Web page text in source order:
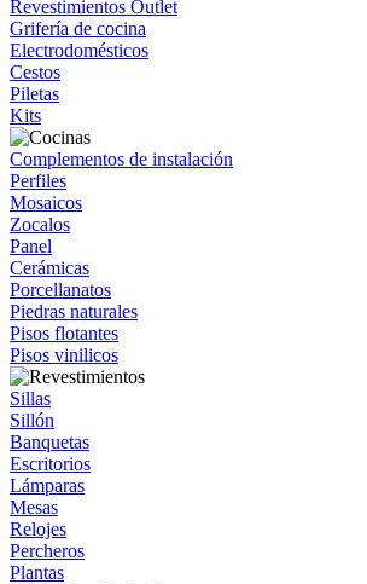
Revestimientos Outlet
Grifería de cocina
Electrodomésticos
Cestos
Piletas
Kits
Complementos de instalación
Perfiles
Mosaicos
Zocalos
Panel
Cerámicas
Porcellanatos
Piedras naturales
Pisos flotantes
Pisos vinilicos
Sillas
Sillón
Banquetas
Escritorios
Lámparas
Mesas
Relojes
Percheros
Plantas